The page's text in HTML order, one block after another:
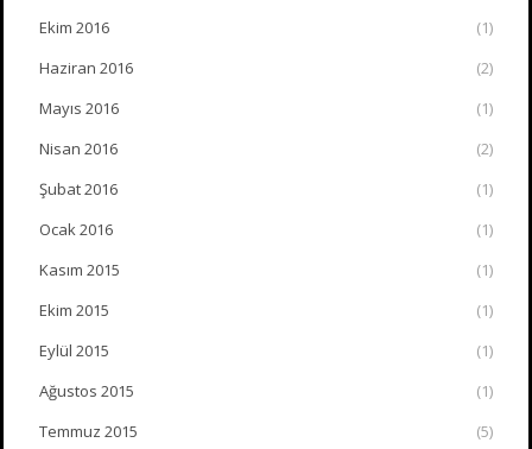
Ekim 2016
(1)
Haziran 2016
(2)
Mayıs 2016
(1)
Nisan 2016
(2)
Şubat 2016
(1)
Ocak 2016
(1)
Kasım 2015
(1)
Ekim 2015
(1)
Eylül 2015
(1)
Ağustos 2015
(1)
Temmuz 2015
(5)